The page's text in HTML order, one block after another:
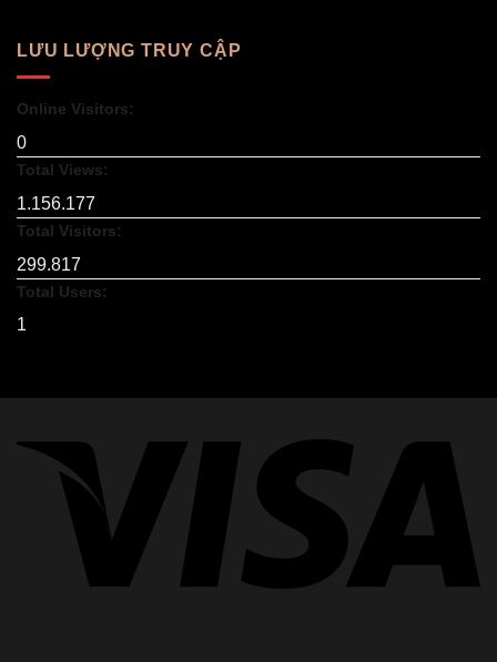
LƯU LƯỢNG TRUY CẬP
Online Visitors:
0
Total Views:
1.156.177
Total Visitors:
299.817
Total Users:
1